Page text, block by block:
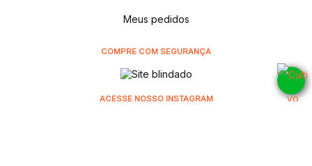
Meus pedidos
COMPRE COM SEGURANÇA
ACESSE NOSSO INSTAGRAM